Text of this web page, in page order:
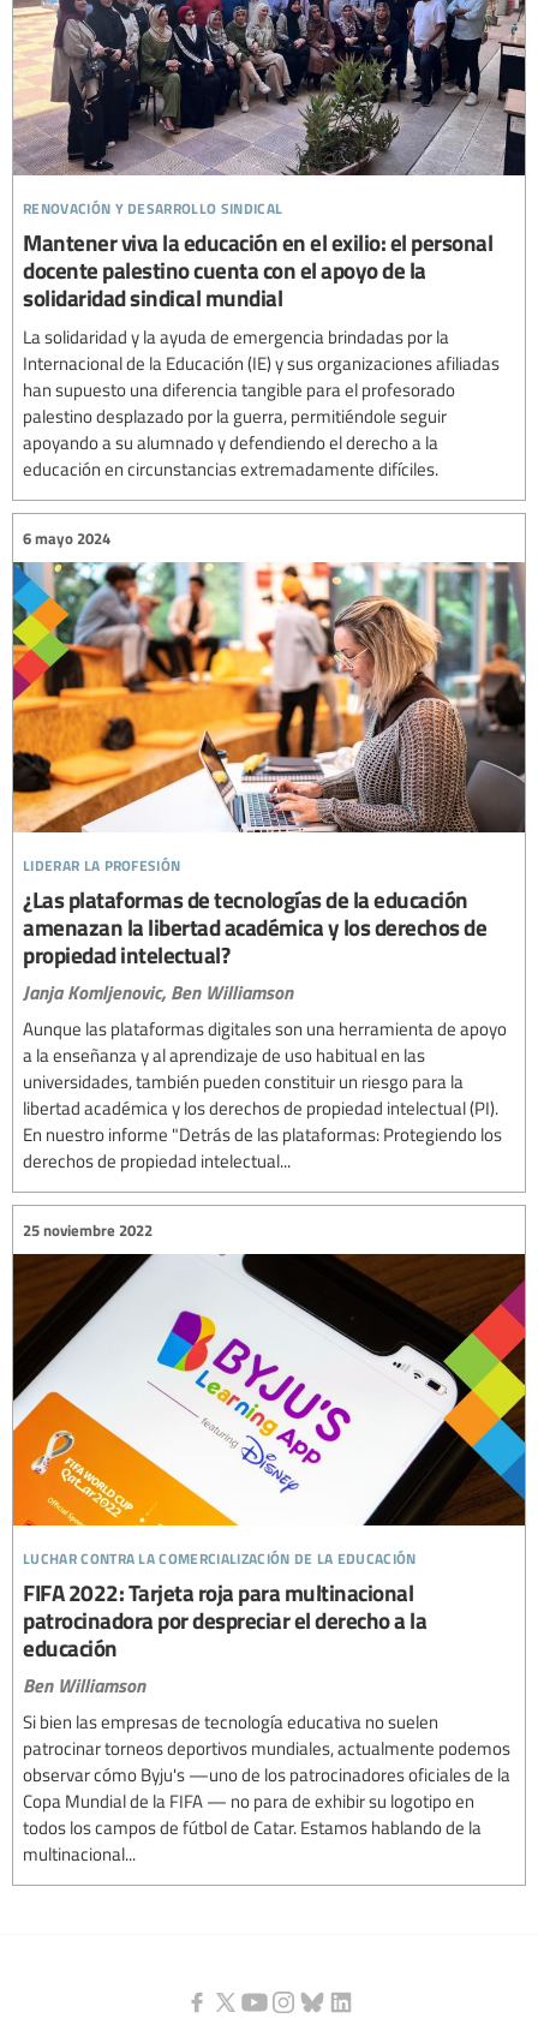
renovación y desarrollo sindical
Mantener viva la educación en el exilio: el personal
docente palestino cuenta con el apoyo de la
solidaridad sindical mundial
La solidaridad y la ayuda de emergencia brindadas por la
Internacional de la Educación (IE) y sus organizaciones afiliadas
han supuesto una diferencia tangible para el profesorado
palestino desplazado por la guerra, permitiéndole seguir
apoyando a su alumnado y defendiendo el derecho a la
educación en circunstancias extremadamente difíciles.
liderar la profesión
6 mayo 2024
¿Las plataformas de tecnologías de la educación
amenazan la libertad académica y los derechos de
propiedad intelectual?
Janja Komljenovic, Ben Williamson
Aunque las plataformas digitales son una herramienta de apoyo
a la enseñanza y al aprendizaje de uso habitual en las
universidades, también pueden constituir un riesgo para la
libertad académica y los derechos de propiedad intelectual (PI).
En nuestro informe "Detrás de las plataformas: Protegiendo los
derechos de propiedad intelectual...
luchar contra la comercialización de la educación
25 noviembre 2022
FIFA 2022: Tarjeta roja para multinacional
patrocinadora por despreciar el derecho a la
educación
Ben Williamson
Si bien las empresas de tecnología educativa no suelen
patrocinar torneos deportivos mundiales, actualmente podemos
observar cómo Byju's —uno de los patrocinadores oficiales de la
Copa Mundial de la FIFA — no para de exhibir su logotipo en
todos los campos de fútbol de Catar. Estamos hablando de la
multinacional...